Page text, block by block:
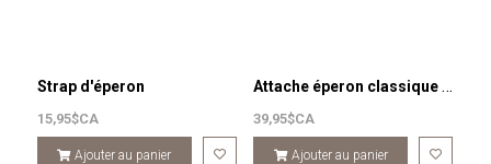
Strap d'éperon
15,95$CA
Ajouter au panier
Attache éperon classique avec design
39,95$CA
Ajouter au panier